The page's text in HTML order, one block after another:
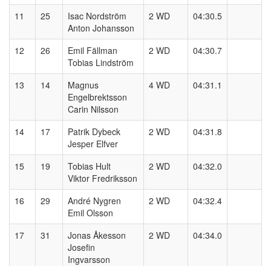
11 25
Isac Nordström
Anton Johansson
2 WD 04:30.5
12 26
Emil Fällman
Tobias Lindström
2 WD 04:30.7
13 14
Magnus
Engelbrektsson
Carin Nilsson
4 WD 04:31.1
14 17
Patrik Dybeck
Jesper Elfver
2 WD 04:31.8
15 19
Tobias Hult
Viktor Fredriksson
2 WD 04:32.0
16 29
André Nygren
Emil Olsson
2 WD 04:32.4
17 31
Jonas Åkesson
Josefin
Ingvarsson
2 WD 04:34.0